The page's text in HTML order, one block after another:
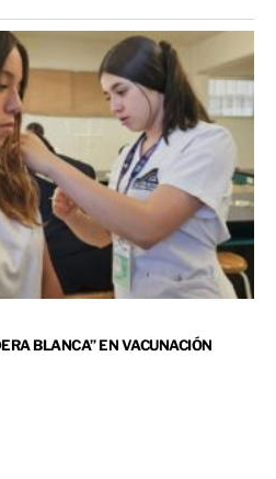
BLANCA” EN VACUNACIÓN